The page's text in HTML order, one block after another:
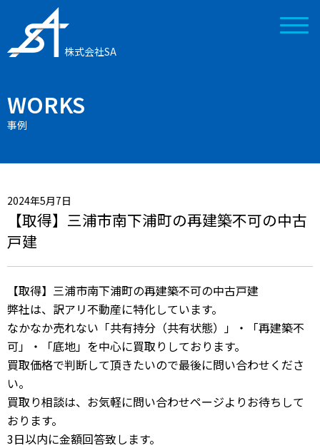
株式会社SA
WORKS
事例
2024年5月7日
【取得】三浦市南下浦町の再建築不可の中古
戸建
【取得】三浦市南下浦町の再建築不可の中古戸建
弊社は、訳アリ不動産に特化しています。
なかなか売れない「共有持分（共有状態）」・「再建築不
可」・「底地」を中心に買取りしております。
買取価格で判断して頂きたいので最後に問い合わせくださ
い。
買取り相談は、お気軽に問い合わせページよりお待ちして
おります。
3日以内に金額回答致します。